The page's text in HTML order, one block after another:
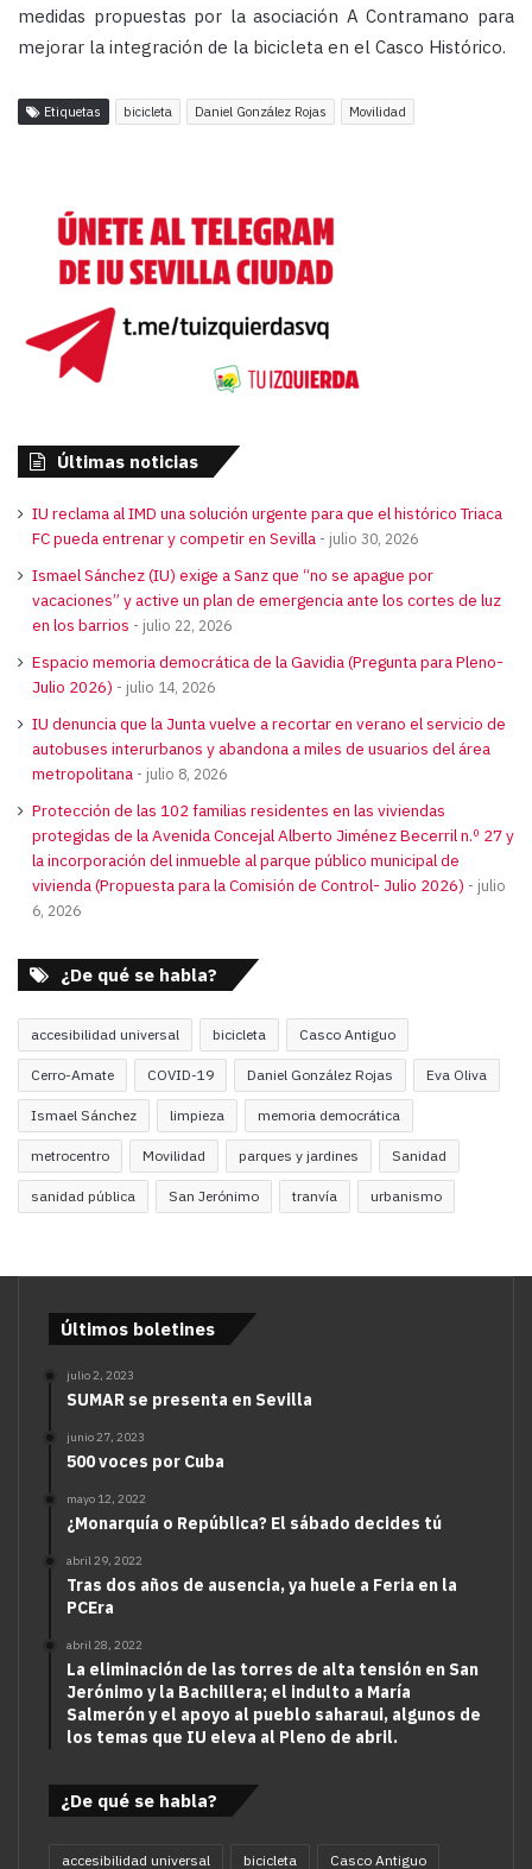
medidas propuestas por la asociación A Contramano para
mejorar la integración de la bicicleta en el Casco Histórico.
Etiquetas bicicleta Daniel González Rojas Movilidad
Últimas noticias
IU reclama al IMD una solución urgente para que el histórico Triaca
FC pueda entrenar y competir en Sevilla
julio 30, 2026
Ismael Sánchez (IU) exige a Sanz que “no se apague por
vacaciones” y active un plan de emergencia ante los cortes de luz
en los barrios
julio 22, 2026
Espacio memoria democrática de la Gavidia (Pregunta para Pleno-
Julio 2026)
julio 14, 2026
IU denuncia que la Junta vuelve a recortar en verano el servicio de
autobuses interurbanos y abandona a miles de usuarios del área
metropolitana
julio 8, 2026
Protección de las 102 familias residentes en las viviendas
protegidas de la Avenida Concejal Alberto Jiménez Becerril n.º 27 y
la incorporación del inmueble al parque público municipal de
vivienda (Propuesta para la Comisión de Control- Julio 2026)
julio
6, 2026
¿De qué se habla?
accesibilidad universal bicicleta Casco Antiguo
Cerro-Amate COVID-19 Daniel González Rojas Eva Oliva
Ismael Sánchez limpieza memoria democrática
metrocentro Movilidad parques y jardines Sanidad
sanidad pública San Jerónimo tranvía urbanismo
Últimos boletines
julio 2, 2023
SUMAR se presenta en Sevilla
junio 27, 2023
500 voces por Cuba
mayo 12, 2022
¿Monarquía o República? El sábado decides tú
abril 29, 2022
Tras dos años de ausencia, ya huele a Feria en la
PCEra
abril 28, 2022
La eliminación de las torres de alta tensión en San
Jerónimo y la Bachillera; el indulto a María
Salmerón y el apoyo al pueblo saharaui, algunos de
los temas que IU eleva al Pleno de abril.
¿De qué se habla?
accesibilidad universal bicicleta Casco Antiguo